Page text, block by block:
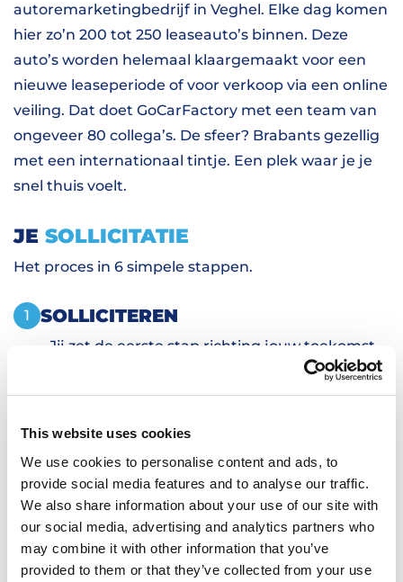
This website uses cookies
We use cookies to personalise content and ads, to
provide social media features and to analyse our traffic.
We also share information about your use of our site with
our social media, advertising and analytics partners who
may combine it with other information that you’ve
provided to them or that they’ve collected from your use
autoremarketingbedrijf in Veghel. Elke dag komen
hier zo’n 200 tot 250 leaseauto’s binnen. Deze
auto’s worden helemaal klaargemaakt voor een
nieuwe leaseperiode of voor verkoop via een online
veiling. Dat doet GoCarFactory met een team van
ongeveer 80 collega’s. De sfeer? Brabants gezellig
met een internationaal tintje. Een plek waar je je
snel thuis voelt.
JE SOLLICITATIE
Het proces in 6 simpele stappen.
1 SOLLICITEREN
Jij zet de eerste stap richting jouw toekomst
door te solliciteren op een vacature.
2 PERSOONLIJK KENNISMAKEN
VERVOER EN HUISVESTING
6 AAN HET WERK